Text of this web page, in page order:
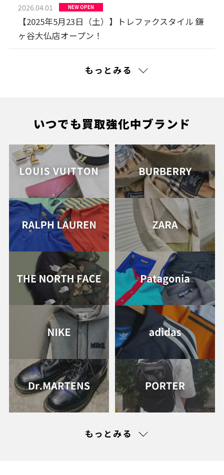
NEW OPEN
2026.04.01
【2025年5月23日（土）】トレファクスタイル 鎌
ヶ谷大仏店オープン！
【2026年5月20日（水）】トレファクスタイル 湘
【2026年4月24日（金）】トレファクスタイル イ
オンモール熱田店オープン！スタッフ募集
NEW OPEN
2026.03.02
【2026年4月22日（水）】トレファクスタイル 高
円寺3号店オープン！
NEW OPEN
2026.02.16
【2026年4月10日（金）】トレファクスタイル 鶴
見駅西口店オープン！
NEW OPEN
2026.02.09
【2026年3月26日（木）】トレファクスタイル 田
無店オープン！
NEW OPEN
2026.02.02
【2025年3月20日（金）】トレファクスタイル 昭
島店オープン！
OTHER
2025.11.28
トレファクスタイル八千代店 閉店のお知らせ
もっとみる
いつでも買取強化中ブランド
もっとみる